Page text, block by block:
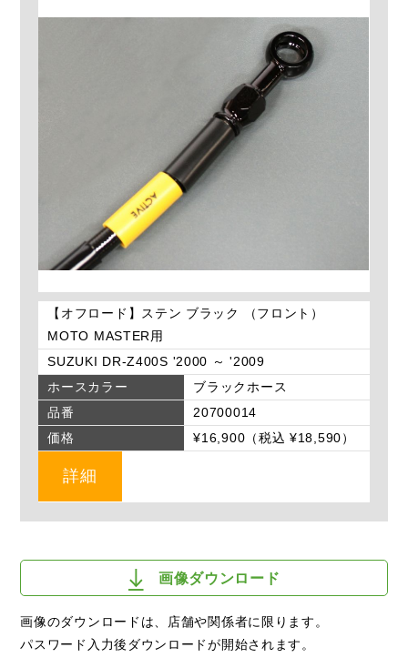
【オフロード】ステン ブラック （フロント）
MOTO MASTER用
SUZUKI DR-Z400S '2000 ～ '2009
ホースカラー
ブラックホース
品番
20700014
価格
¥16,900（税込 ¥18,590）
詳細
画像ダウンロード
画像のダウンロードは、店舗や関係者に限ります。
パスワード入力後ダウンロードが開始されます。